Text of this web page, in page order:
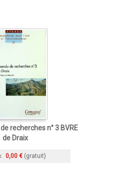
recherches n° 3 BVRE
de Draix
0,00 € (gratuit)